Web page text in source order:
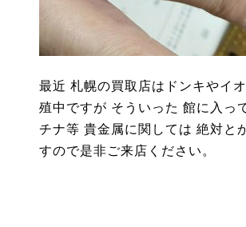
最近 札幌の買取店はドンキやイ
殖中ですが そういった 館に入っ
チナ等 貴金属に関しては 絶対と
すので是非ご来店ください。